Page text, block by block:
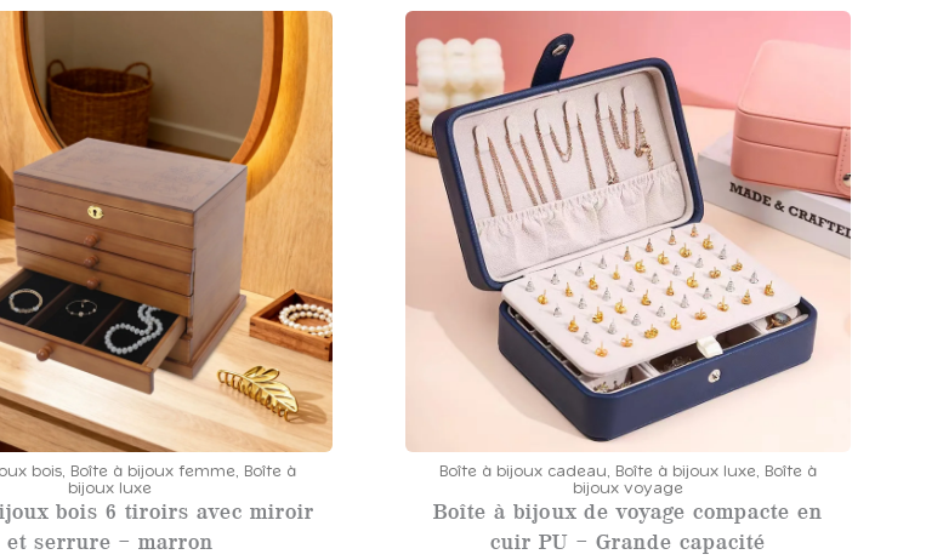
n
t
a
l
é
t
a
t
:
5
c
u
l
e
s
t
4
2
.
0
bois, Boîte à bijoux femme, Boîte à
bijoux luxe
bois 6 tiroirs avec miroir
et serrure – marron
Boîte à bijoux cadeau, Boîte à bijoux luxe, Boîte à
bijoux voyage
Boîte à bijoux de voyage compacte en
cuir PU – Grande capacité